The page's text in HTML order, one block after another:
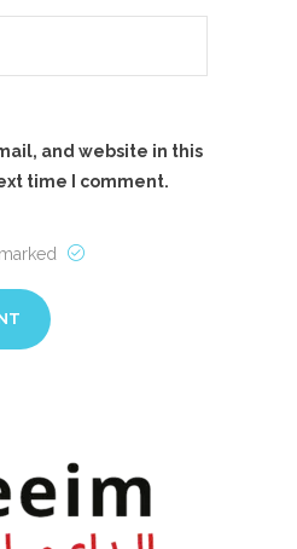
and website in this
time I comment.